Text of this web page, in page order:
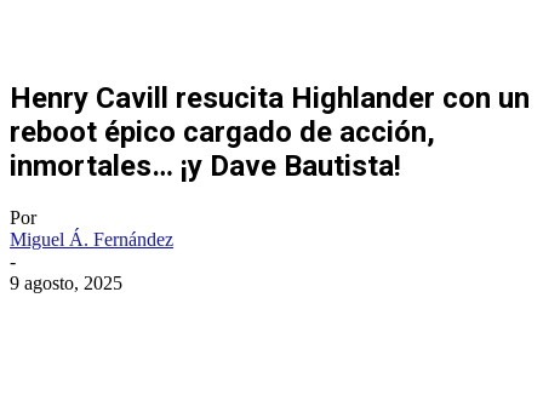
Henry Cavill resucita Highlander con un
reboot épico cargado de acción,
inmortales… ¡y Dave Bautista!
Por
Miguel Á. Fernández
-
9 agosto, 2025